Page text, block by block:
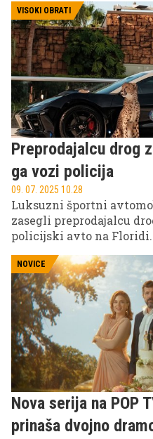
VISOKI OBRATI
Preprodajalcu drog
ga vozi policija
09. 07. 2025 10.28
Luksuzni športni
zasegli preprodajalcu
policijski avto na Floridi.
NOVICE
Nova serija na POP
prinaša dvojno